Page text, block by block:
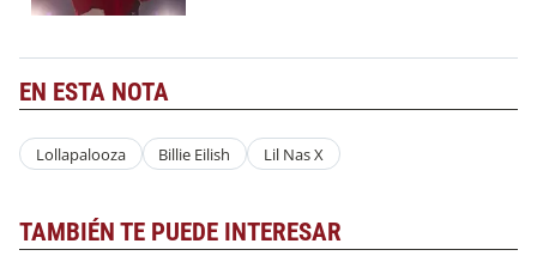
EN ESTA NOTA
Lollapalooza Billie Eilish Lil Nas X
TAMBIÉN TE PUEDE INTERESAR